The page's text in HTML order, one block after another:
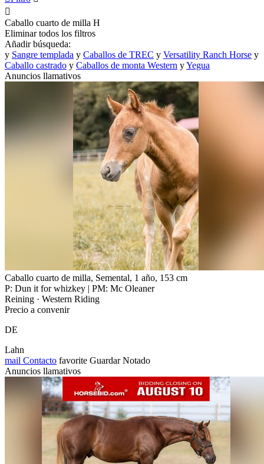

Caballo cuarto de milla H
Eliminar todos los filtros
Añadir búsqueda:
y Sangre templada y Caballos de TREC y Versatility Ranch Horse y
Caballo castrado y Caballos de monta Western yYegua
Anuncios llamativos
Caballo cuarto de milla, Semental, 1 año, 153 cm
P: Dun it for whizkey | PM: Mc Oleaner
Reining · Western Riding
Precio a convenir
DE
Lahn
mail Contacto favorite Guardar Notado
Anuncios llamativos